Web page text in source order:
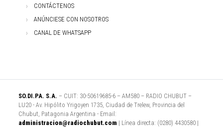
CONTÁCTENOS
ANÚNCIESE CON NOSOTROS
CANAL DE WHATSAPP
SO.DI.PA. S.A. – CUIT: 30-50619685-6 – AM580 – RADIO CHUBUT –
LU20 - Av. Hipólito Yrigoyen 1735, Ciudad de Trelew, Provincia del
Chubut, Patagonia Argentina - Email:
administracion@radiochubut.com | Línea directa: (0280) 4430580 |